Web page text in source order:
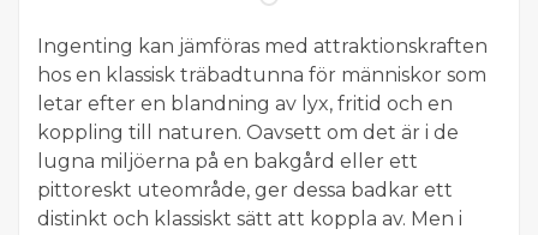
Ingenting kan jämföras med attraktionskraften
hos en klassisk träbadtunna för människor som
letar efter en blandning av lyx, fritid och en
koppling till naturen. Oavsett om det är i de
lugna miljöerna på en bakgård eller ett
pittoreskt uteområde, ger dessa badkar ett
distinkt och klassiskt sätt att koppla av. Men i